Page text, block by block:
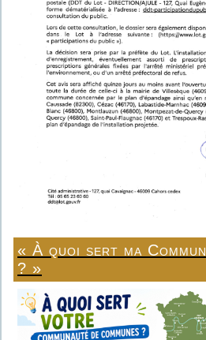
« À quoi sert ma
? »